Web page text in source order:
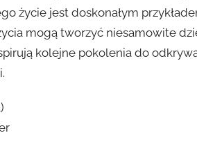
życie jest doskonałym
mogą tworzyć niesamowite
kolejne pokolenia do